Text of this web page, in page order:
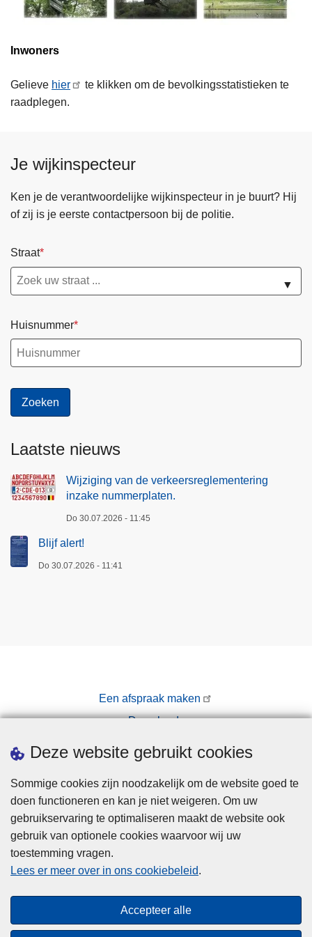
Deze website gebruikt cookies
Sommige cookies zijn noodzakelijk om de website goed te
doen functioneren en kan je niet weigeren. Om uw
gebruikservaring te optimaliseren maakt de website ook
gebruik van optionele cookies waarvoor wij uw
toestemming vragen.
Lees er meer over in ons cookiebeleid.
Accepteer alle
Inwoners
Gelieve hier
te klikken om de bevolkingsstatistieken te
raadplegen.
Je wijkinspecteur
Ken je de verantwoordelijke wijkinspecteur in je buurt? Hij
of zij is je eerste contactpersoon bij de politie.
Straat
▼
Huisnummer
Laatste nieuws
Wijziging van de verkeersreglementering
inzake nummerplaten.
Do 30.07.2026 - 11:45
Blijf alert!
Do 30.07.2026 - 11:41
Een afspraak maken
Downloads
Pers
Privacy
Toegankelijkheid